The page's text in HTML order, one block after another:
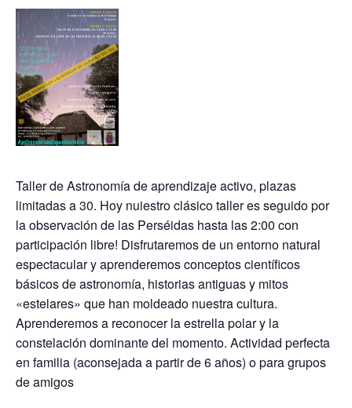
Taller de Astronomía de aprendizaje activo, plazas
limitadas a 30. Hoy nuiestro clásico taller es seguido por
la observación de las Perséidas hasta las 2:00 con
participación libre! Disfrutaremos de un entorno natural
espectacular y aprenderemos conceptos científicos
básicos de astronomía, historias antiguas y mitos
«estelares» que han moldeado nuestra cultura.
Aprenderemos a reconocer la estrella polar y la
constelación dominante del momento. Actividad perfecta
en familia (aconsejada a partir de 6 años) o para grupos
de amigos